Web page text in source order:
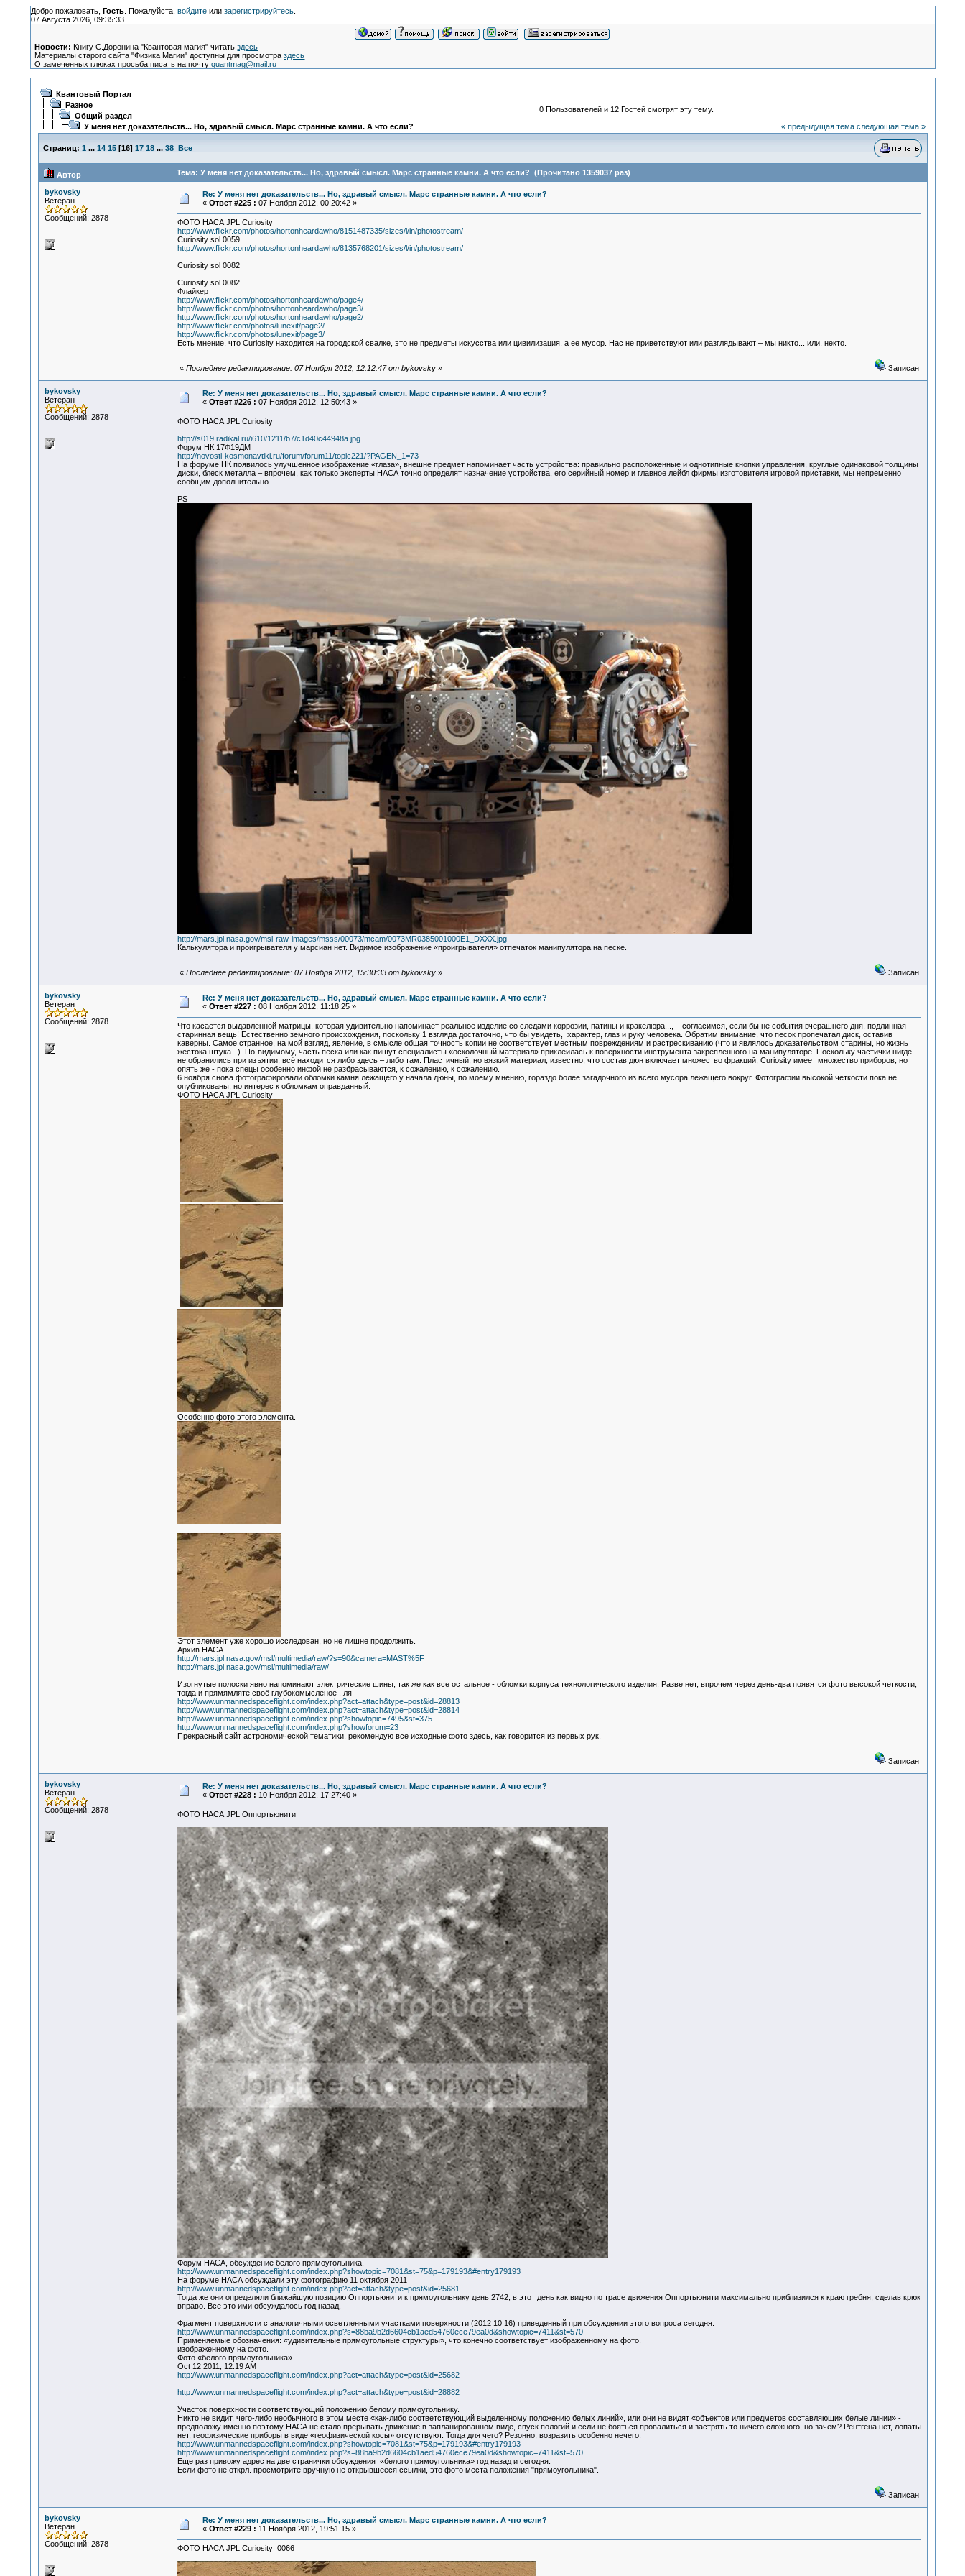
Добро пожаловать, Гость. Пожалуйста, войдитеили зарегистрируйтесь.
07 Августа 2026, 09:35:33
Новости: Книгу С.Доронина "Квантовая магия" читатьздесь
Материалы старого сайта "Физика Магии" доступны для просмотраздесь
О замеченных глюках просьба писать на почтуquantmag@mail.ru
Квантовый Портал
Разное
Общий раздел
У меня нет доказательств... Но, здравый смысл. Марс странные камни. А что если?
0 Пользователей и 12 Гостей смотрят эту тему.
« предыдущая тема следующая тема »
Страниц: 1 ... 14 15[16] 17 18 ... 38 Все
Автор Тема: У меня нет доказательств... Но, здравый смысл. Марс странные камни. А что если? (Прочитано 1359037 раз)
bykovsky
Ветеран
Сообщений: 2878
Re: У меня нет доказательств... Но, здравый смысл. Марс странные камни. А что если?
« Ответ #225 : 07 Ноября 2012, 00:20:42 »
ФОТО НАСА JPL Curiosity
http://www.flickr.com/photos/hortonheardawho/8151487335/sizes/l/in/photostream/
Curiosity sol 0059
http://www.flickr.com/photos/hortonheardawho/8135768201/sizes/l/in/photostream/
Curiosity sol 0082
Curiosity sol 0082
Флайкер
http://www.flickr.com/photos/hortonheardawho/page4/
http://www.flickr.com/photos/hortonheardawho/page3/
http://www.flickr.com/photos/hortonheardawho/page2/
http://www.flickr.com/photos/lunexit/page2/
http://www.flickr.com/photos/lunexit/page3/
Есть мнение, что Curiosity находится на городской свалке, это не предметы искусства или цивилизация, а ее мусор. Нас не приветствуют или разглядывают – мы никто... или, некто.
« Последнее редактирование: 07 Ноября 2012, 12:12:47 от bykovsky» Записан
bykovsky
Ветеран
Сообщений: 2878
Re: У меня нет доказательств... Но, здравый смысл. Марс странные камни. А что если?
« Ответ #226 : 07 Ноября 2012, 12:50:43 »
ФОТО НАСА JPL Curiosity
http://s019.radikal.ru/i610/1211/b7/c1d40c44948a.jpg
Форум НК 17Ф19ДМ
http://novosti-kosmonavtiki.ru/forum/forum11/topic221/?PAGEN_1=73
На форуме НК появилось улучшенное изображение «глаза», внешне предмет напоминает часть устройства: правильно расположенные и однотипные кнопки управления, круглые одинаковой толщины
диски, блеск металла – впрочем, как только эксперты НАСА точно определят назначение устройства, его серийный номер и главное лейбл фирмы изготовителя игровой приставки, мы непременно
сообщим дополнительно.
PS
http://mars.jpl.nasa.gov/msl-raw-images/msss/00073/mcam/0073MR0385001000E1_DXXX.jpg
Калькулятора и проигрывателя у марсиан нет. Видимое изображение «проигрывателя» отпечаток манипулятора на песке.
« Последнее редактирование: 07 Ноября 2012, 15:30:33 от bykovsky» Записан
bykovsky
Ветеран
Сообщений: 2878
Re: У меня нет доказательств... Но, здравый смысл. Марс странные камни. А что если?
« Ответ #227 : 08 Ноября 2012, 11:18:25 »
Что касается выдавленной матрицы, которая удивительно напоминает реальное изделие со следами коррозии, патины и кракелюра..., – согласимся, если бы не события вчерашнего дня, подлинная
старинная вещь! Естественно земного происхождения, поскольку 1 взгляда достаточно, что бы увидеть, характер, глаз и руку человека. Обратим внимание, что песок пропечатал диск, оставив
каверны. Самое странное, на мой взгляд, явление, в смысле общая точность копии не соответствует местным повреждениям и растрескиванию (что и являлось доказательством старины, но жизнь
жестока штука...). По-видимому, часть песка или как пишут специалисты «осколочный материал» приклеилась к поверхности инструмента закрепленного на манипуляторе. Поскольку частички нигде
не обранились при изъятии, всё находится либо здесь – либо там. Пластичный, но вязкий материал, известно, что состав дюн включает множество фракций, Curiosity имеет множество приборов, но
опять же - пока спецы особенно инфой не разбрасываются, к сожалению, к сожалению.
6 ноября снова фотографировали обломки камня лежащего у начала дюны, по моему мнению, гораздо более загадочного из всего мусора лежащего вокруг. Фотографии высокой четкости пока не
опубликованы, но интерес к обломкам оправданный.
ФОТО НАСА JPL Curiosity
Особенно фото этого элемента.
Этот элемент уже хорошо исследован, но не лишне продолжить.
Архив НАСА
http://mars.jpl.nasa.gov/msl/multimedia/raw/?s=90&camera=MAST%5F
http://mars.jpl.nasa.gov/msl/multimedia/raw/
Изогнутые полоски явно напоминают электрические шины, так же как все остальное - обломки корпуса технологического изделия. Разве нет, впрочем через день-два появятся фото высокой четкости,
тогда и прямямляте своё глубокомысленое ..ля
http://www.unmannedspaceflight.com/index.php?act=attach&type=post&id=28813
http://www.unmannedspaceflight.com/index.php?act=attach&type=post&id=28814
http://www.unmannedspaceflight.com/index.php?showtopic=7495&st=375
http://www.unmannedspaceflight.com/index.php?showforum=23
Прекрасный сайт астрономической тематики, рекомендую все исходные фото здесь, как говорится из первых рук.
Записан
bykovsky
Ветеран
Сообщений: 2878
Re: У меня нет доказательств... Но, здравый смысл. Марс странные камни. А что если?
« Ответ #228 : 10 Ноября 2012, 17:27:40 »
ФОТО НАСА JPL Оппортьюнити
Форум НАСА, обсуждение белого прямоугольника.
http://www.unmannedspaceflight.com/index.php?showtopic=7081&st=75&p=179193&#entry179193
На форуме НАСА обсуждали эту фотографию 11 октября 2011
http://www.unmannedspaceflight.com/index.php?act=attach&type=post&id=25681
Тогда же они определяли ближайшую позицию Оппортьюнити к прямоугольнику день 2742, в этот день как видно по трасе движения Оппортьюнити максимально приблизился к краю гребня, сделав крюк
вправо. Все это ими обсуждалось год назад.
Фрагмент поверхности с аналогичными осветленными участками поверхности (2012 10 16) приведенный при обсуждении этого вопроса сегодня.
http://www.unmannedspaceflight.com/index.php?s=88ba9b2d6604cb1aed54760ece79ea0d&showtopic=7411&st=570
Применяемые обозначения: «удивительные прямоугольные структуры», что конечно соответствует изображенному на фото.
изображенному на фото.
Фото «белого прямоугольника»
Oct 12 2011, 12:19 AM
http://www.unmannedspaceflight.com/index.php?act=attach&type=post&id=25682
http://www.unmannedspaceflight.com/index.php?act=attach&type=post&id=28882
Участок поверхности соответствующий положению белому прямоугольнику.
Никто не видит, чего-либо необычного в этом месте «как-либо соответствующий выделенному положению белых линий», или они не видят «объектов или предметов составляющих белые линии» -
предположу именно поэтому НАСА не стало прерывать движение в запланированном виде, спуск пологий и если не бояться провалиться и застрять то ничего сложного, но зачем? Рентгена нет, лопаты
нет, геофизические приборы в виде «геофизической косы» отсутствуют. Тогда для чего? Резонно, возразить особенно нечего.
http://www.unmannedspaceflight.com/index.php?showtopic=7081&st=75&p=179193&#entry179193
http://www.unmannedspaceflight.com/index.php?s=88ba9b2d6604cb1aed54760ece79ea0d&showtopic=7411&st=570
Еще раз привожу адрес на две странички обсуждения «белого прямоугольника» год назад и сегодня.
Если фото не открл. просмотрите вручную не открывшееся ссылки, это фото места положения "прямоугольника".
Записан
bykovsky
Ветеран
Сообщений: 2878
Re: У меня нет доказательств... Но, здравый смысл. Марс странные камни. А что если?
« Ответ #229 : 11 Ноября 2012, 19:51:15 »
ФОТО НАСА JPL Curiosity 0066